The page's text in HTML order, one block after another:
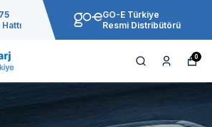
GO-E Türkiye
Resmi Distribütörü
0